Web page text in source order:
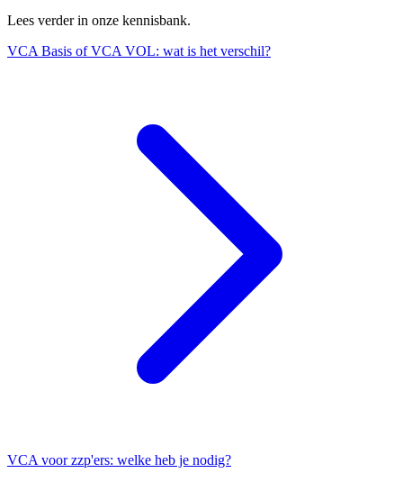
Lees verder in onze kennisbank.
VCA Basis of VCA VOL: wat is het verschil?
VCA voor zzp'ers: welke heb je nodig?